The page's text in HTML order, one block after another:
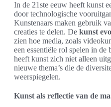
In de 21ste eeuw heeft kunst
door technologische
Kunstenaars maken gebruik
creaties te delen. De kunst
zien hoe media, zoals
een essentiële rol spelen in
heeft kunst zich niet alleen
nieuwe thema’s die de
weerspiegelen.
Kunst als reflectie van de